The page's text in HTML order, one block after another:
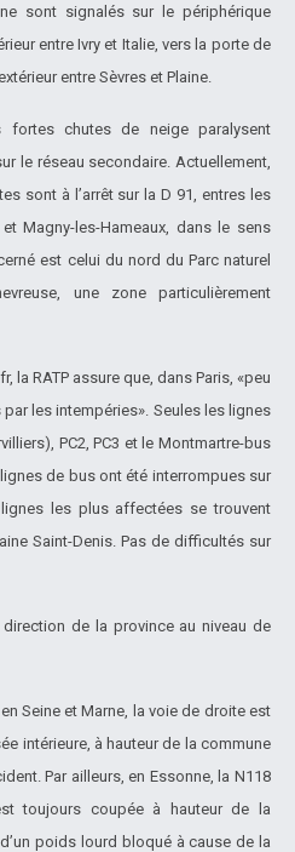
sont signalés sur le périphérique
entre Ivry et Italie, vers la porte de
entre Sèvres et Plaine.
fortes chutes de neige paralysent
le réseau secondaire. Actuellement,
sont à l’arrêt sur la D 91, entres les
Magny-les-Hameaux, dans le sens
est celui du nord du Parc naturel
une zone particulièrement
la RATP assure que, dans Paris, «peu
les intempéries». Seules les lignes
PC2, PC3 et le Montmartre-bus
de bus ont été interrompues sur
les plus affectées se trouvent
Saint-Denis. Pas de difficultés sur
de la province au niveau de
Seine et Marne, la voie de droite est
intérieure, à hauteur de la commune
Par ailleurs, en Essonne, la N118
toujours coupée à hauteur de la
poids lourd bloqué à cause de la